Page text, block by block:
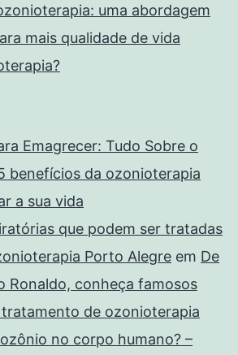
uma abordagem
mais qualidade de vida
Emagrecer: Tudo Sobre o
benefícios da ozonioterapia
a sua vida
que podem ser tratadas
Porto Alegre em De
Ronaldo, conheça famosos
de ozonioterapia
no corpo humano? –